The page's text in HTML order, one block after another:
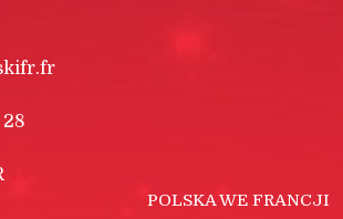
28
POLSKA WE FRANCJI